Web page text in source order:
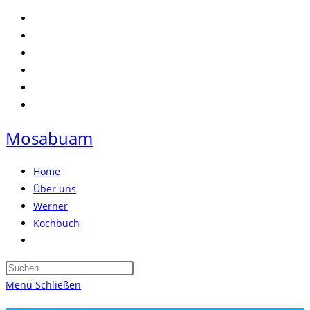
Zum
Inhalt
springen
Mosabuam
Home
Über uns
Werner
Kochbuch
umschalten
Press
Menü Schließen